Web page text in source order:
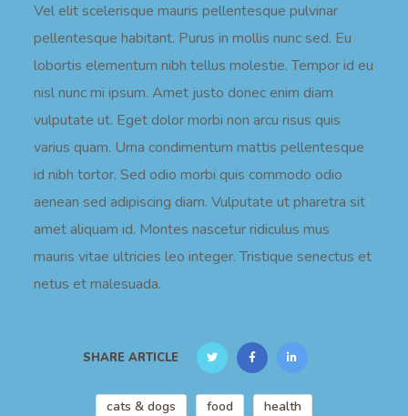
Vel elit scelerisque mauris pellentesque pulvinar
pellentesque habitant. Purus in mollis nunc sed. Eu
lobortis elementum nibh tellus molestie. Tempor id eu
nisl nunc mi ipsum. Amet justo donec enim diam
vulputate ut. Eget dolor morbi non arcu risus quis
varius quam. Urna condimentum mattis pellentesque
id nibh tortor. Sed odio morbi quis commodo odio
aenean sed adipiscing diam. Vulputate ut pharetra sit
amet aliquam id. Montes nascetur ridiculus mus
mauris vitae ultricies leo integer. Tristique senectus et
netus et malesuada.
SHARE ARTICLE
cats & dogs food health